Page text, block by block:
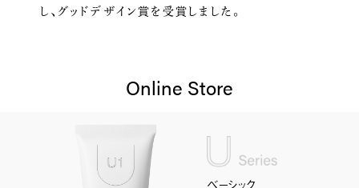
し、 グッドデザイン賞を受賞しました。
Online Store
ベーシック